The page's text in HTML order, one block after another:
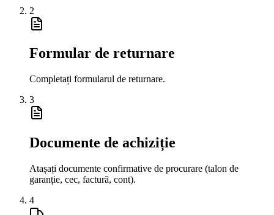
2
Formular de returnare
Completați formularul de returnare.
3
Documente de achiziție
Atașați documente confirmative de procurare (talon de
garanție, cec, factură, cont).
4